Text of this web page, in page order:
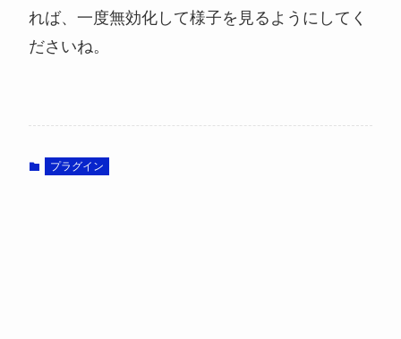
れば、一度無効化して様子を見るようにしてく
ださいね。
プラグイン